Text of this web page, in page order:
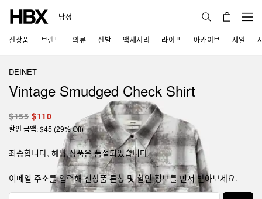
남성
신상품 브랜드 의류 신발 액세서리 라이프 아카이브 세일
DEINET
Vintage Smudged Check Shirt
$155 $110
할인 금액: $45 (29% Off)
죄송합니다, 해당 상품은 품절되었습니다.
이메일 주소를 입력해 신상품 론칭 및 할인 정보를 먼저 받아보세요.